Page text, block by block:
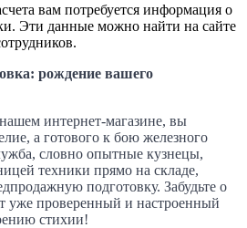
вам потребуется информация о
Эти данные можно найти на сайте
рождение вашего
интернет-магазине, вы
а готового к бою железного
словно опытные кузнецы,
техники прямо на складе,
подготовку. Забудьте о
уже проверенный и настроенный
стихии!